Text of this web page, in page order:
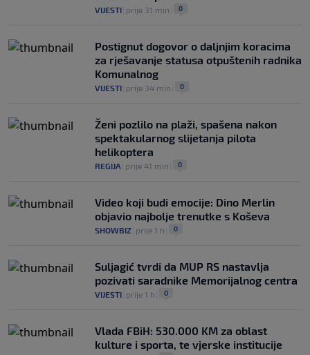
VIJESTI prije 31 min 0
Postignut dogovor o daljnjim koracima
za rješavanje statusa otpuštenih radnika
Komunalnog
VIJESTI prije 34 min 0
Ženi pozlilo na plaži, spašena nakon
spektakularnog slijetanja pilota
helikoptera
REGIJA prije 41 min 0
Video koji budi emocije: Dino Merlin
objavio najbolje trenutke s Koševa
SHOWBIZ prije 1 h 0
Suljagić tvrdi da MUP RS nastavlja
pozivati saradnike Memorijalnog centra
VIJESTI prije 1 h 0
Vlada FBiH: 530.000 KM za oblast
kulture i sporta, te vjerske institucije